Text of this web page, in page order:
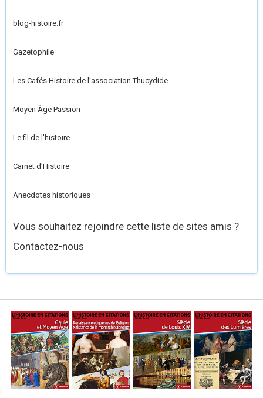
blog-histoire.fr
Gazetophile
Les Cafés Histoire de l’association Thucydide
Moyen Âge Passion
Le fil de l'histoire
Carnet d'Histoire
Anecdotes historiques
Vous souhaitez rejoindre cette liste de sites amis ?
Contactez-nous